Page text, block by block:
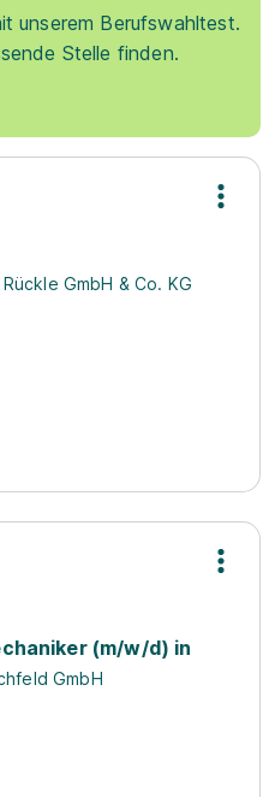
unserem Berufswahltest.
Stelle finden.
Rückle GmbH & Co. KG
(m/w/d) in
GmbH